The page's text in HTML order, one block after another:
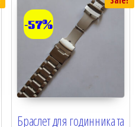
-57%
Браслет для годинника та